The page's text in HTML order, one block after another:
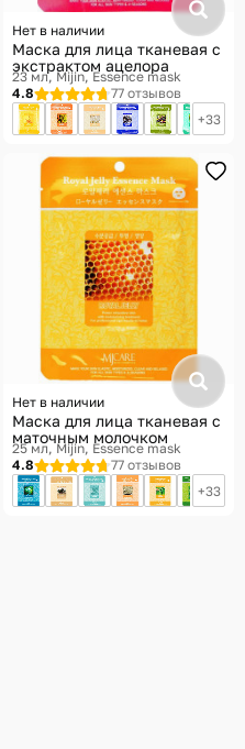
Нет в наличии
Маска для лица тканевая с
экстрактом ацелора
23 мл Mijin, Essence mask
4.8
77 отзывов
33
Нет в наличии
Маска для лица тканевая с
маточным молочком
25 мл Mijin, Essence mask
4.8
77 отзывов
33